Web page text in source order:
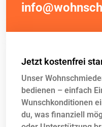
Jetzt kostenfrei
Unser
bedienen – einfach
Wunschkonditionen
du, was finanziell